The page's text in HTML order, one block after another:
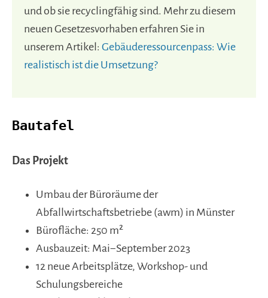
und ob sie recyclingfähig sind. Mehr zu diesem
neuen Gesetzesvorhaben erfahren Sie in
unserem Artikel: Gebäuderessourcenpass: Wie
realistisch ist die Umsetzung?
Bautafel
Das Projekt
Umbau der Büroräume der
Abfallwirtschaftsbetriebe (awm) in Münster
Bürofläche: 250 m²
Ausbauzeit: Mai−September 2023
12 neue Arbeitsplätze, Workshop- und
Schulungsbereiche